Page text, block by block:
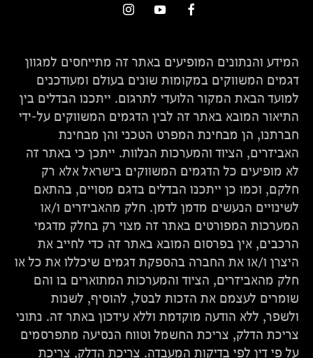
המידע והנתונים המופיעים באתר זה מתייחסים למגוון
דגמים המשווקים במקומות שונים בעולם ומעודכנים
למועד הבאת המקור הלועדי לתרגום. ייתכנו הבדלים בין
התיאור המובא באתר זה לבין הדגמים המשווקים על-ידי
חברתנו, הן מבחינת המפרט הטכני והן מבחינת
האביזרים, הציוד והמערכות הנלוות. ייתכן כי באתר זה
לא מופיעים כל הדגמים המשווקים בישראל אלא רק
חלקם, וכמו כן ייתכנו הבדלים בדגם מסויים, בהתאם
לשינויים הנעשים מדמן לדמן. חלק מהאביזרים ו/או
המערכות המפורטים באתר זה מצוי רק בחלק מדגמי
הרכבים, אין בפרסום המובא באתר זה כדי לחייב את
היצרן ו/או את החברה בהספקת דגמים שיכללו את כל או
חלק מהאביזרים, הציוד והמערכות המתוארים בו והם
שומרים לעצמם את הזכות לבטל, להוסיף, לשנות
ולשפר, ללא הודעה מוקדמת וללא עידכון באתר זה. נתוני
צריכת הדלק, צריכת החשמל וטווח הנסיעה מתפרסמים
על פי דין לפי בדיקות המעבדה. צריכת הדלק, צריכת